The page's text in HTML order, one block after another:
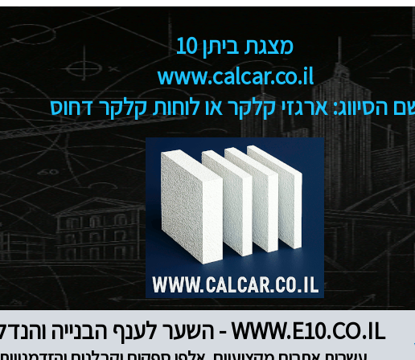
מצגת ביתן 10
www.calcar.co.il
הסיווג: ארגזי קלקר או לוחות קלקר דחוס
WWW.E10.CO.IL - השער לענף הבנייה והנדל"ן